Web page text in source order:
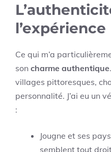
l’expérience
Ce qui m’a
son charme authentique
villages pittoresques,
personnalité. J’ai eu un
:
Jougne et ses
semblent tout